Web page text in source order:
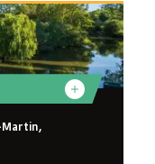
Martin,